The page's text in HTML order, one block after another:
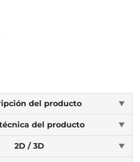
del producto
del producto
2D / 3D